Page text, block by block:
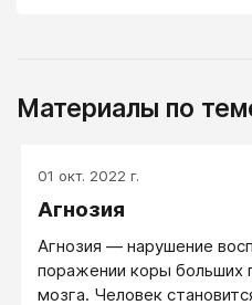
Материалы по
01 окт. 2022 г.
Агнозия
Агнозия — нарушение
поражении коры больших
мозга. Человек